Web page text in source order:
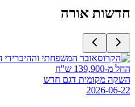
חדשות אורה
השקה מקומית דגם חדש
2026-06-22